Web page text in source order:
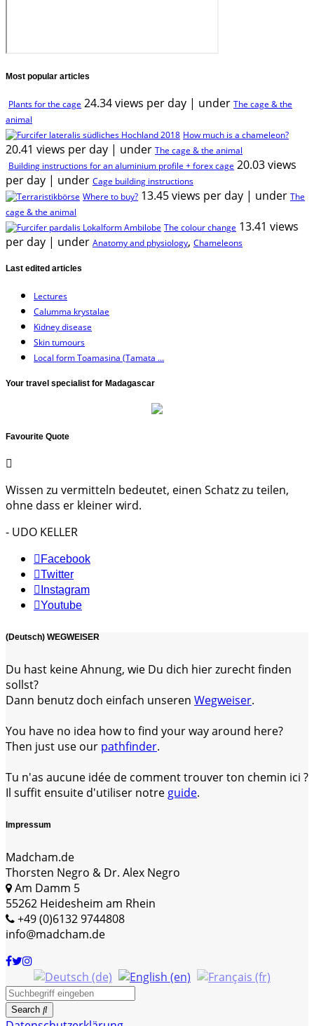
Most popular articles
Plants for the cage 24.34 views per day | under The cage & the
animal
How much is a chameleon?
20.41 views per day | under The cage & the animal
Building instructions for an aluminium profile + forex cage 20.03 views
per day | under Cage building instructions
Where to buy? 13.45 views per day | under The
cage & the animal
The colour change 13.41 views
per day | under Anatomy and physiology, Chameleons
Last edited articles
Lectures
Calumma krystalae
Kidney disease
Skin tumours
Local form Toamasina (Tamata ...
Your travel specialist for Madagascar
Favourite Quote
Wissen zu vermitteln bedeutet, einen Schatz zu teilen,
ohne dass er kleiner wird.
- UDO KELLER
Facebook
Twitter
Instagram
Youtube
(Deutsch) WEGWEISER
Du hast keine Ahnung, wie Du dich hier zurecht finden
sollst?
Dann benutz doch einfach unseren Wegweiser.
You have no idea how to find your way around here?
Then just use our pathfinder.
Tu n'as aucune idée de comment trouver ton chemin ici ?
Il suffit ensuite d'utiliser notre guide.
Impressum
Madcham.de
Thorsten Negro & Dr. Alex Negro
Am Damm 5
55262 Heidesheim am Rhein
+49 (0)6132 9744808
info@madcham.de
Search